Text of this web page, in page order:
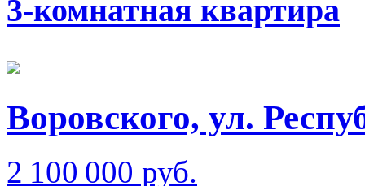
3-комнатная квартира
Воровского, ул.
2 100 000 руб.